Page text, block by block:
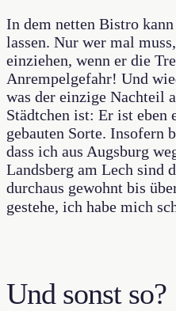
In dem netten Bistro
lassen. Nur wer mal
einziehen, wenn er die
Anrempelgefahr! Und
was der einzige Nachteil
Städtchen ist: Er ist
gebauten Sorte. Insofern
dass ich aus Augsburg
Landsberg am Lech sind
durchaus gewohnt bis
gestehe, ich habe mich
Und sonst so?